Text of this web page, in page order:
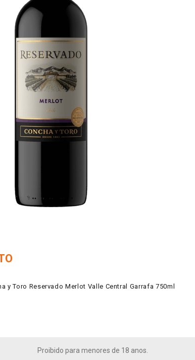
y Toro Reservado Merlot Valle Central Garrafa 750ml
Proibido para menores de 18 anos.
iogurte